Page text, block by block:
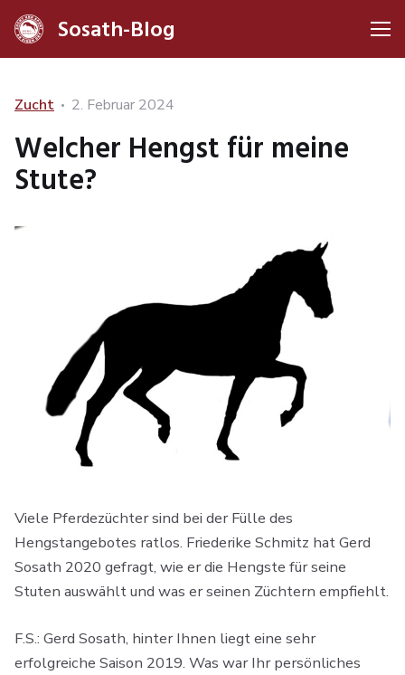
Sosath-Blog
Categories
Zucht
Posted
2. Februar 2024
Welcher Hengst für meine
Stute?
Viele Pferdezüchter sind bei der Fülle des
Hengstangebotes ratlos. Friederike Schmitz hat Gerd
Sosath 2020 gefragt, wie er die Hengste für seine
Stuten auswählt und was er seinen Züchtern empfiehlt.
F.S.: Gerd Sosath, hinter Ihnen liegt eine sehr
erfolgreiche Saison 2019. Was war Ihr persönliches